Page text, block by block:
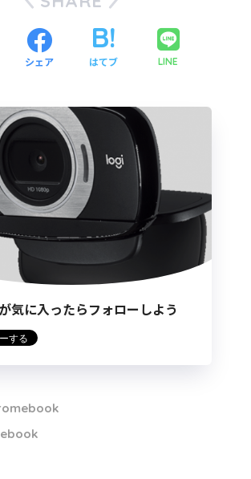
シェア はてブ LINE
気に入ったらフォローしよう